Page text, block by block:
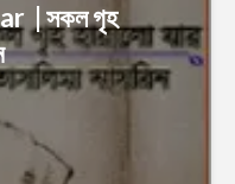
| সকল গৃহ